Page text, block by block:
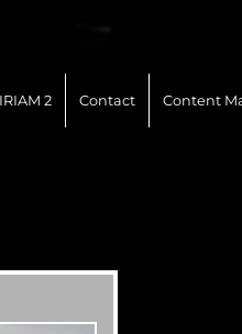
2 Contact Content